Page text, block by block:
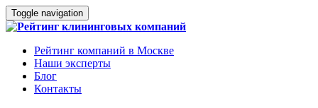
Toggle navigation
Рейтинг компаний в Москве
Наши эксперты
Блог
Контакты